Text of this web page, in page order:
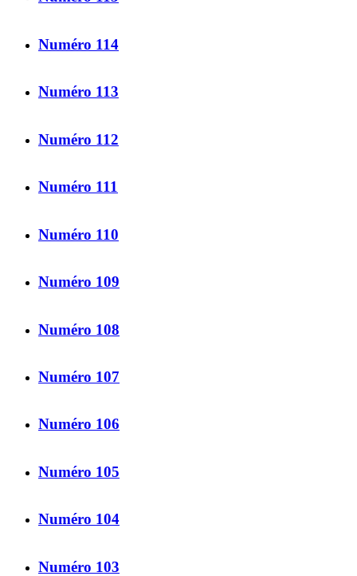
Numéro 114
Numéro 113
Numéro 112
Numéro 111
Numéro 110
Numéro 109
Numéro 108
Numéro 107
Numéro 106
Numéro 105
Numéro 104
Numéro 103